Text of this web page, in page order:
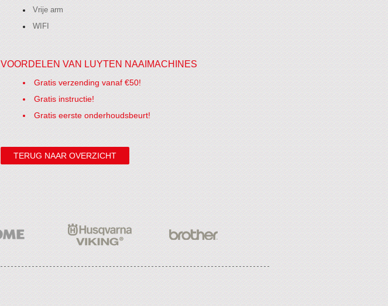
Vrije arm
WIFI
VOORDELEN VAN LUYTEN NAAIMACHINES
Gratis verzending vanaf €50!
Gratis instructie!
Gratis eerste onderhoudsbeurt!
TERUG NAAR OVERZICHT